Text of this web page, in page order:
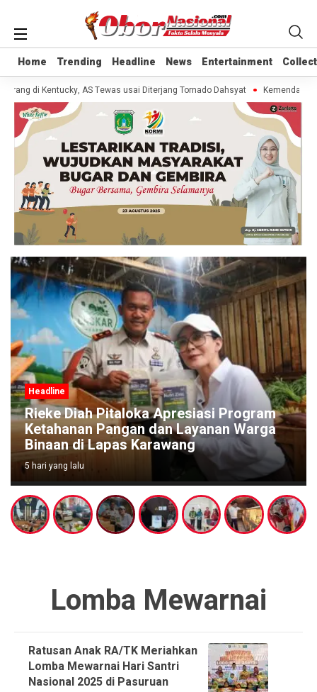
Home Trending Headline News Entertainment
Home Trending Headline News Entertainment
di Kentucky, AS Tewas usai Diterjang Tornado Dahsyat Kemendag
Headline
Rieke Diah Pitaloka Apresiasi Program
Ketahanan Pangan dan Layanan Warga
Binaan di Lapas Karawang
5 hari yang lalu
Lomba Mewarnai
Ratusan Anak RA/TK Meriahkan
Lomba Mewarnai Hari Santri
Nasional 2025 di Pasuruan